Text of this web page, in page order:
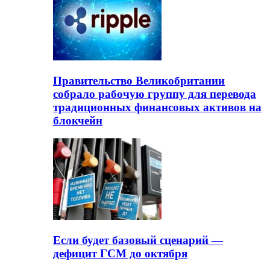
Правительство Великобритании
собрало рабочую группу для перевода
традиционных финансовых активов на
блокчейн
Если будет базовый сценарий —
дефицит ГСМ до октября